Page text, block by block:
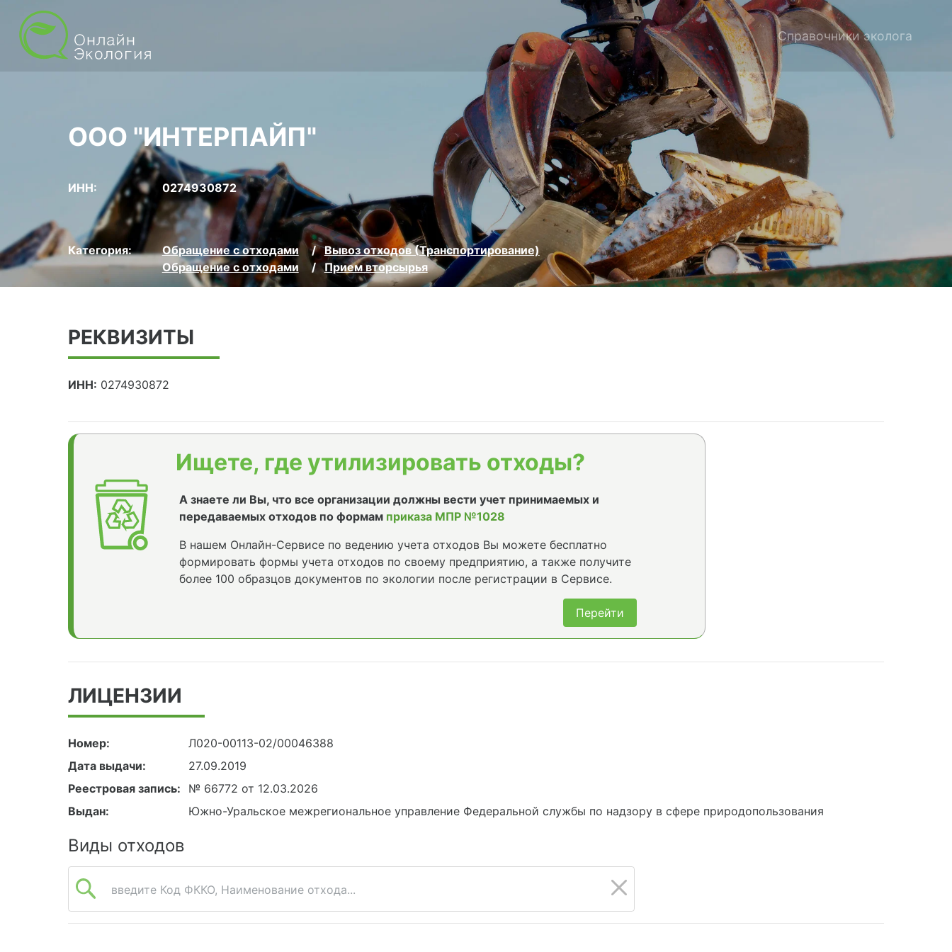
Справочники эколога
ООО "ИНТЕРПАЙП"
ИНН: 0274930872
Категория: Обращение с отходами
Вывоз отходов (Транспортирование)
Обращение с отходами
Прием вторсырья
РЕКВИЗИТЫ
ИНН: 0274930872
Ищете, где утилизировать отходы?
А знаете ли Вы, что все организации должны вести учет принимаемых и
передаваемых отходов по формам приказа МПР №1028
В нашем Онлайн-Сервисе по ведению учета отходов Вы можете бесплатно
формировать формы учета отходов по своему предприятию, а также получите
более 100 образцов документов по экологии после регистрации в Сервисе.
Перейти
ЛИЦЕНЗИИ
Номер:
Л020-00113-02/00046388
Дата выдачи:
27.09.2019
Реестровая запись:
№ 66772 от 12.03.2026
Выдан:
Южно-Уральское межрегиональное управление Федеральной службы по надзору в сфере природопользования
Виды отходов
введите Код ФККО, Наименование отхода...